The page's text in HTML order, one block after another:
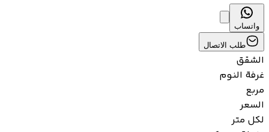
واتساب
طلب الاتصال
الشقق
غرفة النوم
مربع
السعر
لكل متر